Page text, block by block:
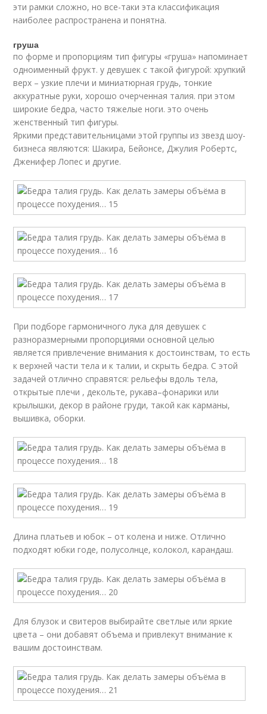
эти рамки сложно, но все-таки эта классификация
наиболее распространена и понятна.
груша
по форме и пропорциям тип фигуры «груша» напоминает
одноименный фрукт. у девушек с такой фигурой: хрупкий
верх – узкие плечи и миниатюрная грудь, тонкие
аккуратные руки, хорошо очерченная талия. при этом
широкие бедра, часто тяжелые ноги. это очень
женственный тип фигуры.
Яркими представительницами этой группы из звезд шоу-
бизнеса являются: Шакира, Бейонсе, Джулия Робертс,
Дженифер Лопес и другие.
При подборе гармоничного лука для девушек с
разноразмерными пропорциями основной целью
является привлечение внимания к достоинствам, то есть
к верхней части тела и к талии, и скрыть бедра. С этой
задачей отлично справятся: рельефы вдоль тела,
открытые плечи , декольте, рукава–фонарики или
крылышки, декор в районе груди, такой как карманы,
вышивка, оборки.
Длина платьев и юбок – от колена и ниже. Отлично
подходят юбки годе, полусолнце, колокол, карандаш.
Для блузок и свитеров выбирайте светлые или яркие
цвета – они добавят объема и привлекут внимание к
вашим достоинствам.